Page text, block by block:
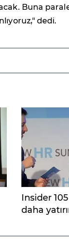
Buna
dedi.
Insider
daha